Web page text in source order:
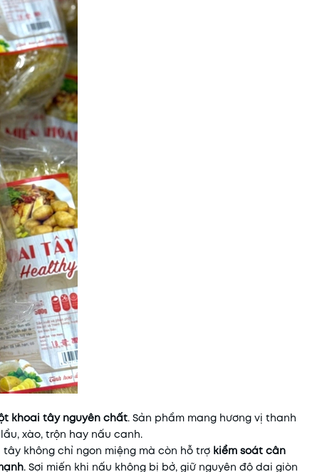
mãi:
khoai tây nguyên chất. Sản phẩm mang hương vị thanh
xào, trộn hay nấu canh.
không chỉ ngon miệng mà còn hỗ trợ kiểm soát cân
. Sợi miến khi nấu không bị bở, giữ nguyên độ dai giòn